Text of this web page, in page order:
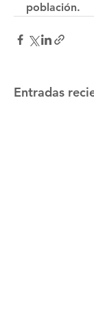
población.
Entradas